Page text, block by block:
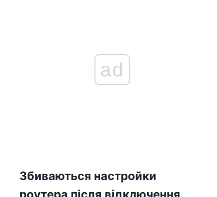
ad
Збиваються настройки
роутера після відключення